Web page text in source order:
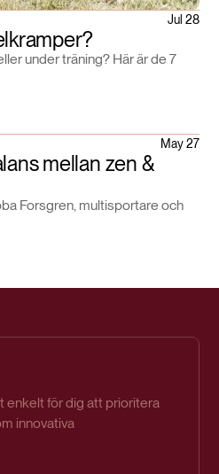
Jul 28
under träning? Här är de 7
May 27
mellan zen &
Forsgren, multisportare och
enkelt för dig att prioritera
innovativa